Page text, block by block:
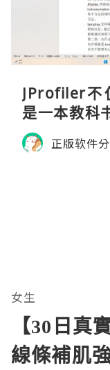
JProfiler不
是一本教科
M的内存模
理。通过直
正版软件
女生
【30日真
線條補肌